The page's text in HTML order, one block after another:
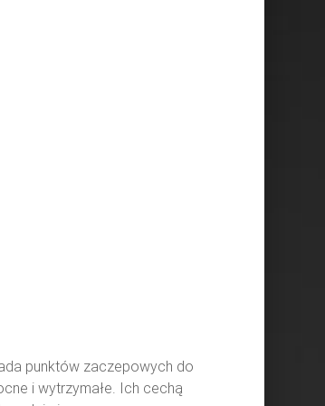
punktów zaczepowych do
i wytrzymałe. Ich cechą